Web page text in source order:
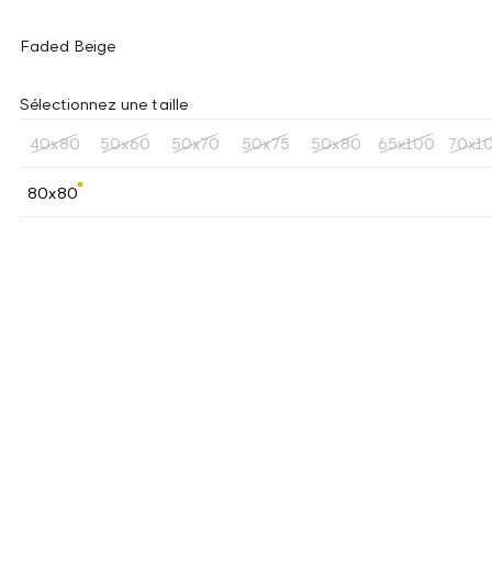
Faded Beige
Sélectionnez une taille
40x80 50x60 50x70 50x75 50x80 65x100
80x80